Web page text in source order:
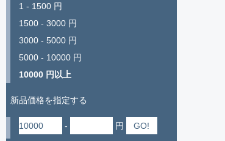
1 - 1500 円
1500 - 3000 円
3000 - 5000 円
5000 - 10000 円
10000 円以上
新品価格を指定する
- 円